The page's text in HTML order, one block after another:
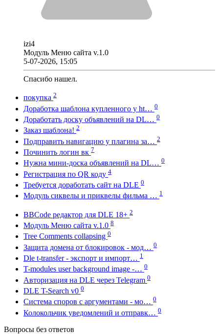
izi4
Модуль Меню сайта v.1.0
5-07-2026, 15:05
Спасибо нашел.
покупка 2
Доработка шаблона купленного у ht… 0
Доработать доску объявлений на DL… 0
Заказ шаблона! 2
Подправить навигацию у плагина за… 2
Починить логин вк 7
Нужна мини-доска объявлений на DL… 0
Регистрация по QR коду 4
Требуется доработать сайт на DLE 0
Модуль сиквелы и приквелы фильма … 1
BBCode редактор для DLE 18+ 2
Модуль Меню сайта v.1.0 8
Tree Comments collapsing 0
Защита домена от блокировок - мод… 0
Dle t-transfer - экспорт и импорт… 1
T-modules user background image -… 0
Авторизация на DLE через Telegram 0
DLE T-Search v0 0
Система споров с аргументами - мо… 0
Колокольчик уведомлений и отправк… 0
Вопросы без ответов